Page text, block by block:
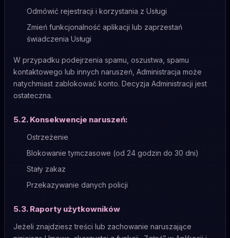
Odmówić rejestracji i korzystania z Usługi
Zmień funkcjonalność aplikacji lub zaprzestań
świadczenia Usługi
W przypadku podejrzenia spamu, oszustwa, spamu
kontaktowego lub innych naruszeń, Administracja może
natychmiast zablokować konto. Decyzja Administracji jest
ostateczna.
5.2. Konsekwencje naruszeń:
Ostrzeżenie
Blokowanie tymczasowe (od 24 godzin do 30 dni)
Stały zakaz
Przekazywanie danych policji
5.3. Raporty użytkowników
Jeżeli znajdziesz treści lub zachowanie naruszające